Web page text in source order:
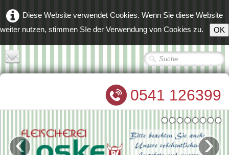
Diese Website verwendet Cookies. Wenn Sie diese Website
weiter nutzen, stimmen SIe der Verwendung von Cookies zu.
OK
0541 126399
‹ ›